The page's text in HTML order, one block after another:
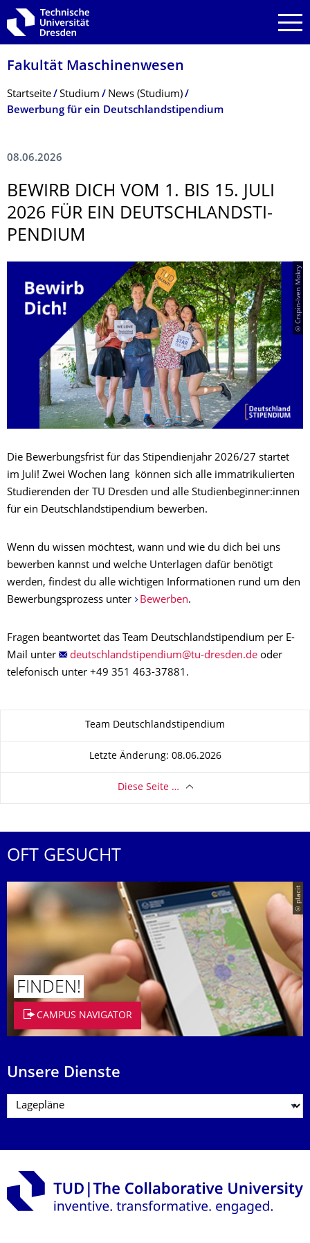
Zur Hauptnavigation springen
Zur Suche springen
Zum Inhalt springen
Fakultät Maschinenwesen
Breadcrumb-Menü
Startseite Studium
News (Studium)
Bewerbung für ein Deutschlandstipendium
08.06.2026
BEWIRB DICH VOM 1. BIS 15. JULI
2026 FÜR EIN DEUTSCHLANDSTI­
PENDIUM
© Crspin-Iven Mokry
Die Bewerbungsfrist für das Stipendienjahr 2026/27 startet
im Juli! Zwei Wochen lang können sich alle immatrikulierten
Studierenden der TU Dresden und alle Studienbeginner:innen
für ein Deutschlandstipendium bewerben.
Wenn du wissen möchtest, wann und wie du dich bei uns
bewerben kannst und welche Unterlagen dafür benötigt
werden, findest du alle wichtigen Informationen rund um den
Bewerbungsprozess unter
Bewerben.
Fragen beantwortet das Team Deutschlandstipendium per E-
Mail unter
oder
telefonisch unter +49 351 463-37881.
Zu dieser SeiteTeam Deutschlandstipendium
Letzte Änderung: 08.06.2026
Diese Seite …
OFT GESUCHT
© placit
FINDEN!
CAMPUS NAVIGATOR
Unsere Dienste